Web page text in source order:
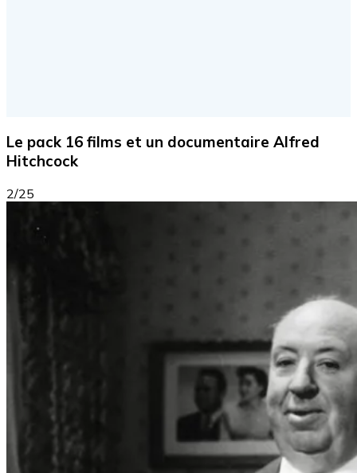
Le pack 16 films et un documentaire Alfred
Hitchcock
2/25